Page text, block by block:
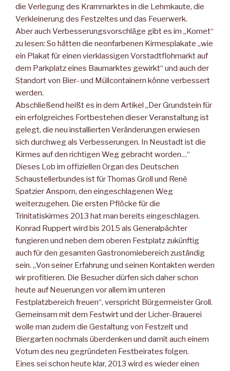
die Verlegung des Krammarktes in die Lehmkaute, die
Verkleinerung des Festzeltes und das Feuerwerk.
Aber auch Verbesserungsvorschläge gibt es im „Komet“
zu lesen: So hätten die neonfarbenen Kirmesplakate „wie
ein Plakat für einen vierklassigen Vorstadtflohmarkt auf
dem Parkplatz eines Baumarktes gewirkt“ und auch der
Standort von Bier- und Müllcontainern könne verbessert
werden.
Abschließend heißt es in dem Artikel „Der Grundstein für
ein erfolgreiches Fortbestehen dieser Veranstaltung ist
gelegt, die neu installierten Veränderungen erwiesen
sich durchweg als Verbesserungen. In Neustadt ist die
Kirmes auf den richtigen Weg gebracht worden…“
Dieses Lob im offiziellen Organ des Deutschen
Schaustellerbundes ist für Thomas Groll und René
Spatzier Ansporn, den eingeschlagenen Weg
weiterzugehen. Die ersten Pflöcke für die
Trinitatiskirmes 2013 hat man bereits eingeschlagen.
Konrad Ruppert wird bis 2015 als Generalpächter
fungieren und neben dem oberen Festplatz zukünftig
auch für den gesamten Gastronomiebereich zuständig
sein. „Von seiner Erfahrung und seinen Kontakten werden
wir profitieren. Die Besucher dürfen sich daher schon
heute auf Neuerungen vor allem im unteren
Festplatzbereich freuen“, verspricht Bürgermeister Groll.
Gemeinsam mit dem Festwirt und der Licher-Brauerei
wolle man zudem die Gestaltung von Festzelt und
Biergarten nochmals überdenken und damit auch einem
Votum des neu gegründeten Festbeirates folgen.
Eines sei schon heute klar, 2013 wird es wieder einen